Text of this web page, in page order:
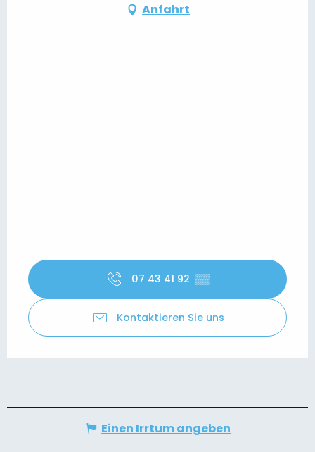
Anfahrt
07 43 41 92 ▒▒
Kontaktieren Sie uns
Einen Irrtum angeben